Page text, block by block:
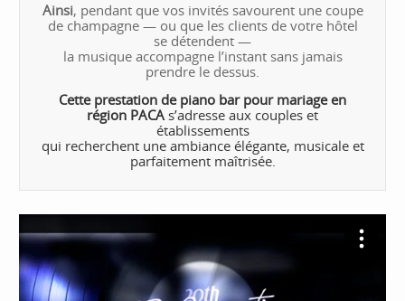
Ainsi, pendant que vos invités savourent une coupe
de champagne — ou que les clients de votre hôtel
se détendent —
la musique accompagne l’instant sans jamais
prendre le dessus.
Cette prestation de piano bar pour mariage en
région PACA s’adresse aux couples et
établissements
qui recherchent une ambiance élégante, musicale et
parfaitement maîtrisée.